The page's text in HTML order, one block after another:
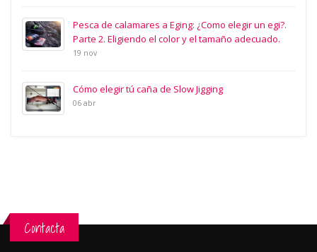
Pesca de calamares a Eging: ¿Como elegir un egi?.
Parte 2. Eligiendo el color y el tamaño adecuado.
19 nov
Cómo elegir tú caña de Slow Jigging
06 abr
Contacta